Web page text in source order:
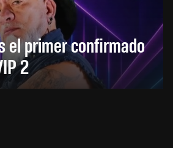
el primer confirmado
2